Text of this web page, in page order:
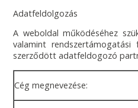
Adatfeldolgozás
A weboldal működéséhez
valamint rendszertámogatási
szerződött adatfeldogozó
Cég megnevezése: